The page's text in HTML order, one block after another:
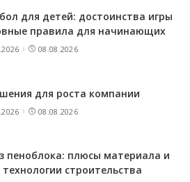
для детей: достоинства игры
правила для начинающих
08.08.2026
для роста компании
08.08.2026
пеноблока: плюсы материала и
строительства